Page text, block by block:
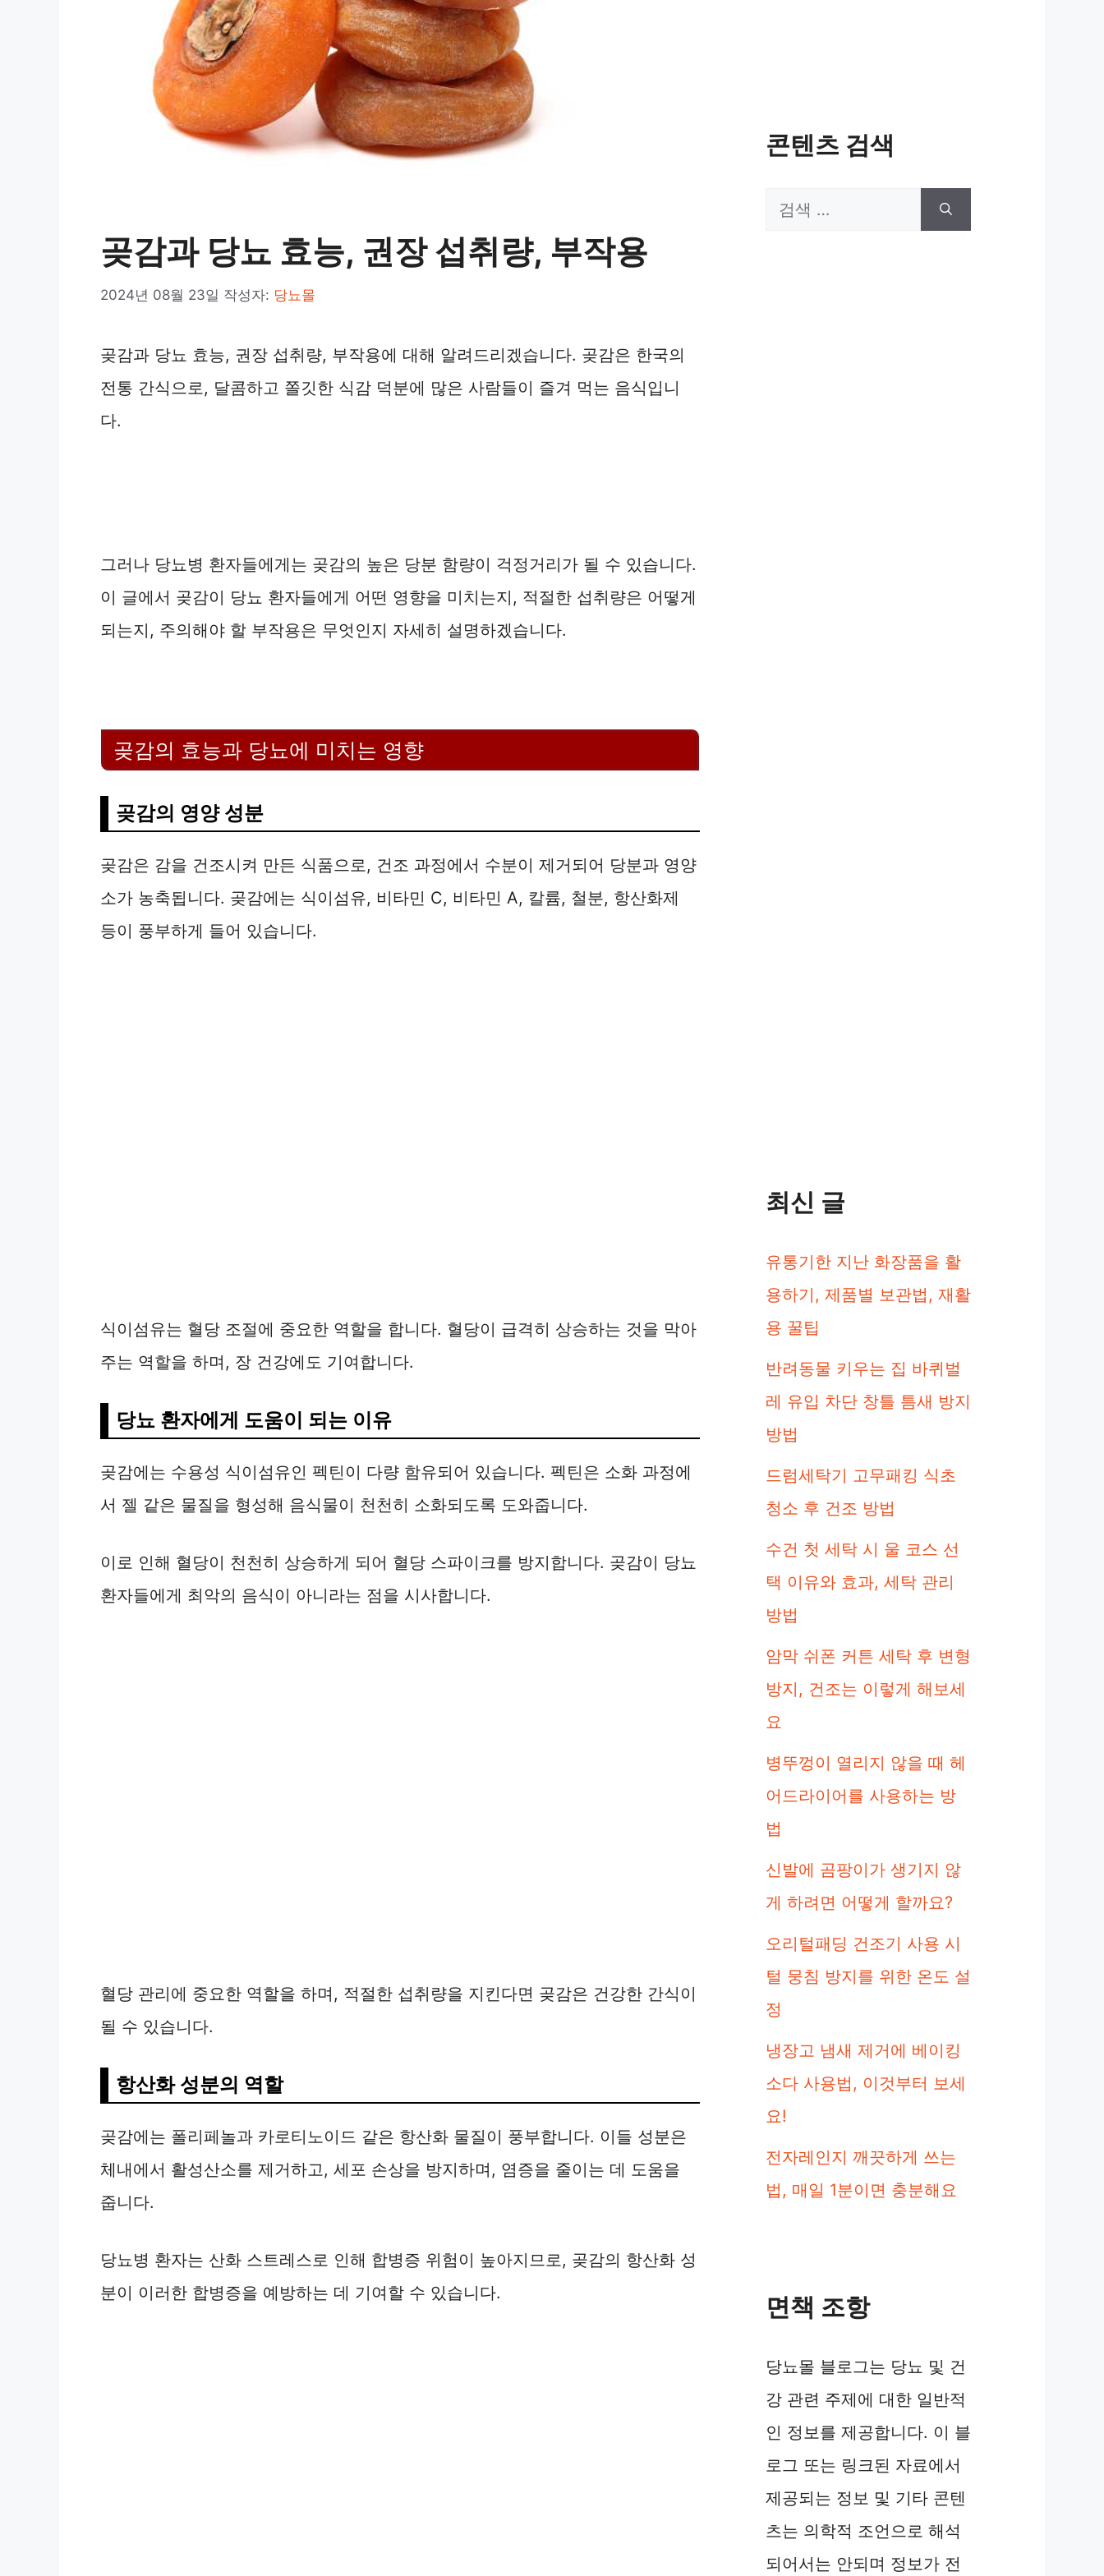
곶감과 당뇨 효능, 권장 섭취량, 부작용
2024년 08월 23일 작성자: 당뇨몰
곶감과 당뇨 효능, 권장 섭취량, 부작용에 대해 알려드리겠습니다. 곶감은 한국의
전통 간식으로, 달콤하고 쫄깃한 식감 덕분에 많은 사람들이 즐겨 먹는 음식입니
다.
그러나 당뇨병 환자들에게는 곶감의 높은 당분 함량이 걱정거리가 될 수 있습니다.
이 글에서 곶감이 당뇨 환자들에게 어떤 영향을 미치는지, 적절한 섭취량은 어떻게
되는지, 주의해야 할 부작용은 무엇인지 자세히 설명하겠습니다.
곶감의 효능과 당뇨에 미치는 영향
곶감의 영양 성분
곶감은 감을 건조시켜 만든 식품으로, 건조 과정에서 수분이 제거되어 당분과 영양
소가 농축됩니다. 곶감에는 식이섬유, 비타민 C, 비타민 A, 칼륨, 철분, 항산화제
등이 풍부하게 들어 있습니다.
식이섬유는 혈당 조절에 중요한 역할을 합니다. 혈당이 급격히 상승하는 것을 막아
주는 역할을 하며, 장 건강에도 기여합니다.
당뇨 환자에게 도움이 되는 이유
곶감에는 수용성 식이섬유인 펙틴이 다량 함유되어 있습니다. 펙틴은 소화 과정에
서 젤 같은 물질을 형성해 음식물이 천천히 소화되도록 도와줍니다.
이로 인해 혈당이 천천히 상승하게 되어 혈당 스파이크를 방지합니다. 곶감이 당뇨
환자들에게 최악의 음식이 아니라는 점을 시사합니다.
혈당 관리에 중요한 역할을 하며, 적절한 섭취량을 지킨다면 곶감은 건강한 간식이
될 수 있습니다.
항산화 성분의 역할
곶감에는 폴리페놀과 카로티노이드 같은 항산화 물질이 풍부합니다. 이들 성분은
체내에서 활성산소를 제거하고, 세포 손상을 방지하며, 염증을 줄이는 데 도움을
줍니다.
당뇨병 환자는 산화 스트레스로 인해 합병증 위험이 높아지므로, 곶감의 항산화 성
분이 이러한 합병증을 예방하는 데 기여할 수 있습니다.
콘텐츠 검색
검
최신 글
유통기한 지난 화장품을 활
용하기, 제품별 보관법, 재활
용 꿀팁
반려동물 키우는 집 바퀴벌
레 유입 차단 창틀 틈새 방지
방법
드럼세탁기 고무패킹 식초
청소 후 건조 방법
수건 첫 세탁 시 울 코스 선
택 이유와 효과, 세탁 관리
방법
암막 쉬폰 커튼 세탁 후 변형
방지, 건조는 이렇게 해보세
요
병뚜껑이 열리지 않을 때 헤
어드라이어를 사용하는 방
법
신발에 곰팡이가 생기지 않
게 하려면 어떻게 할까요?
오리털패딩 건조기 사용 시
털 뭉침 방지를 위한 온도 설
정
냉장고 냄새 제거에 베이킹
소다 사용법, 이것부터 보세
요!
전자레인지 깨끗하게 쓰는
법, 매일 1분이면 충분해요
면책 조항
당뇨몰 블로그는 당뇨 및 건
강 관련 주제에 대한 일반적
인 정보를 제공합니다. 이 블
로그 또는 링크된 자료에서
제공되는 정보 및 기타 콘텐
츠는 의학적 조언으로 해석
되어서는 안되며 정보가 전